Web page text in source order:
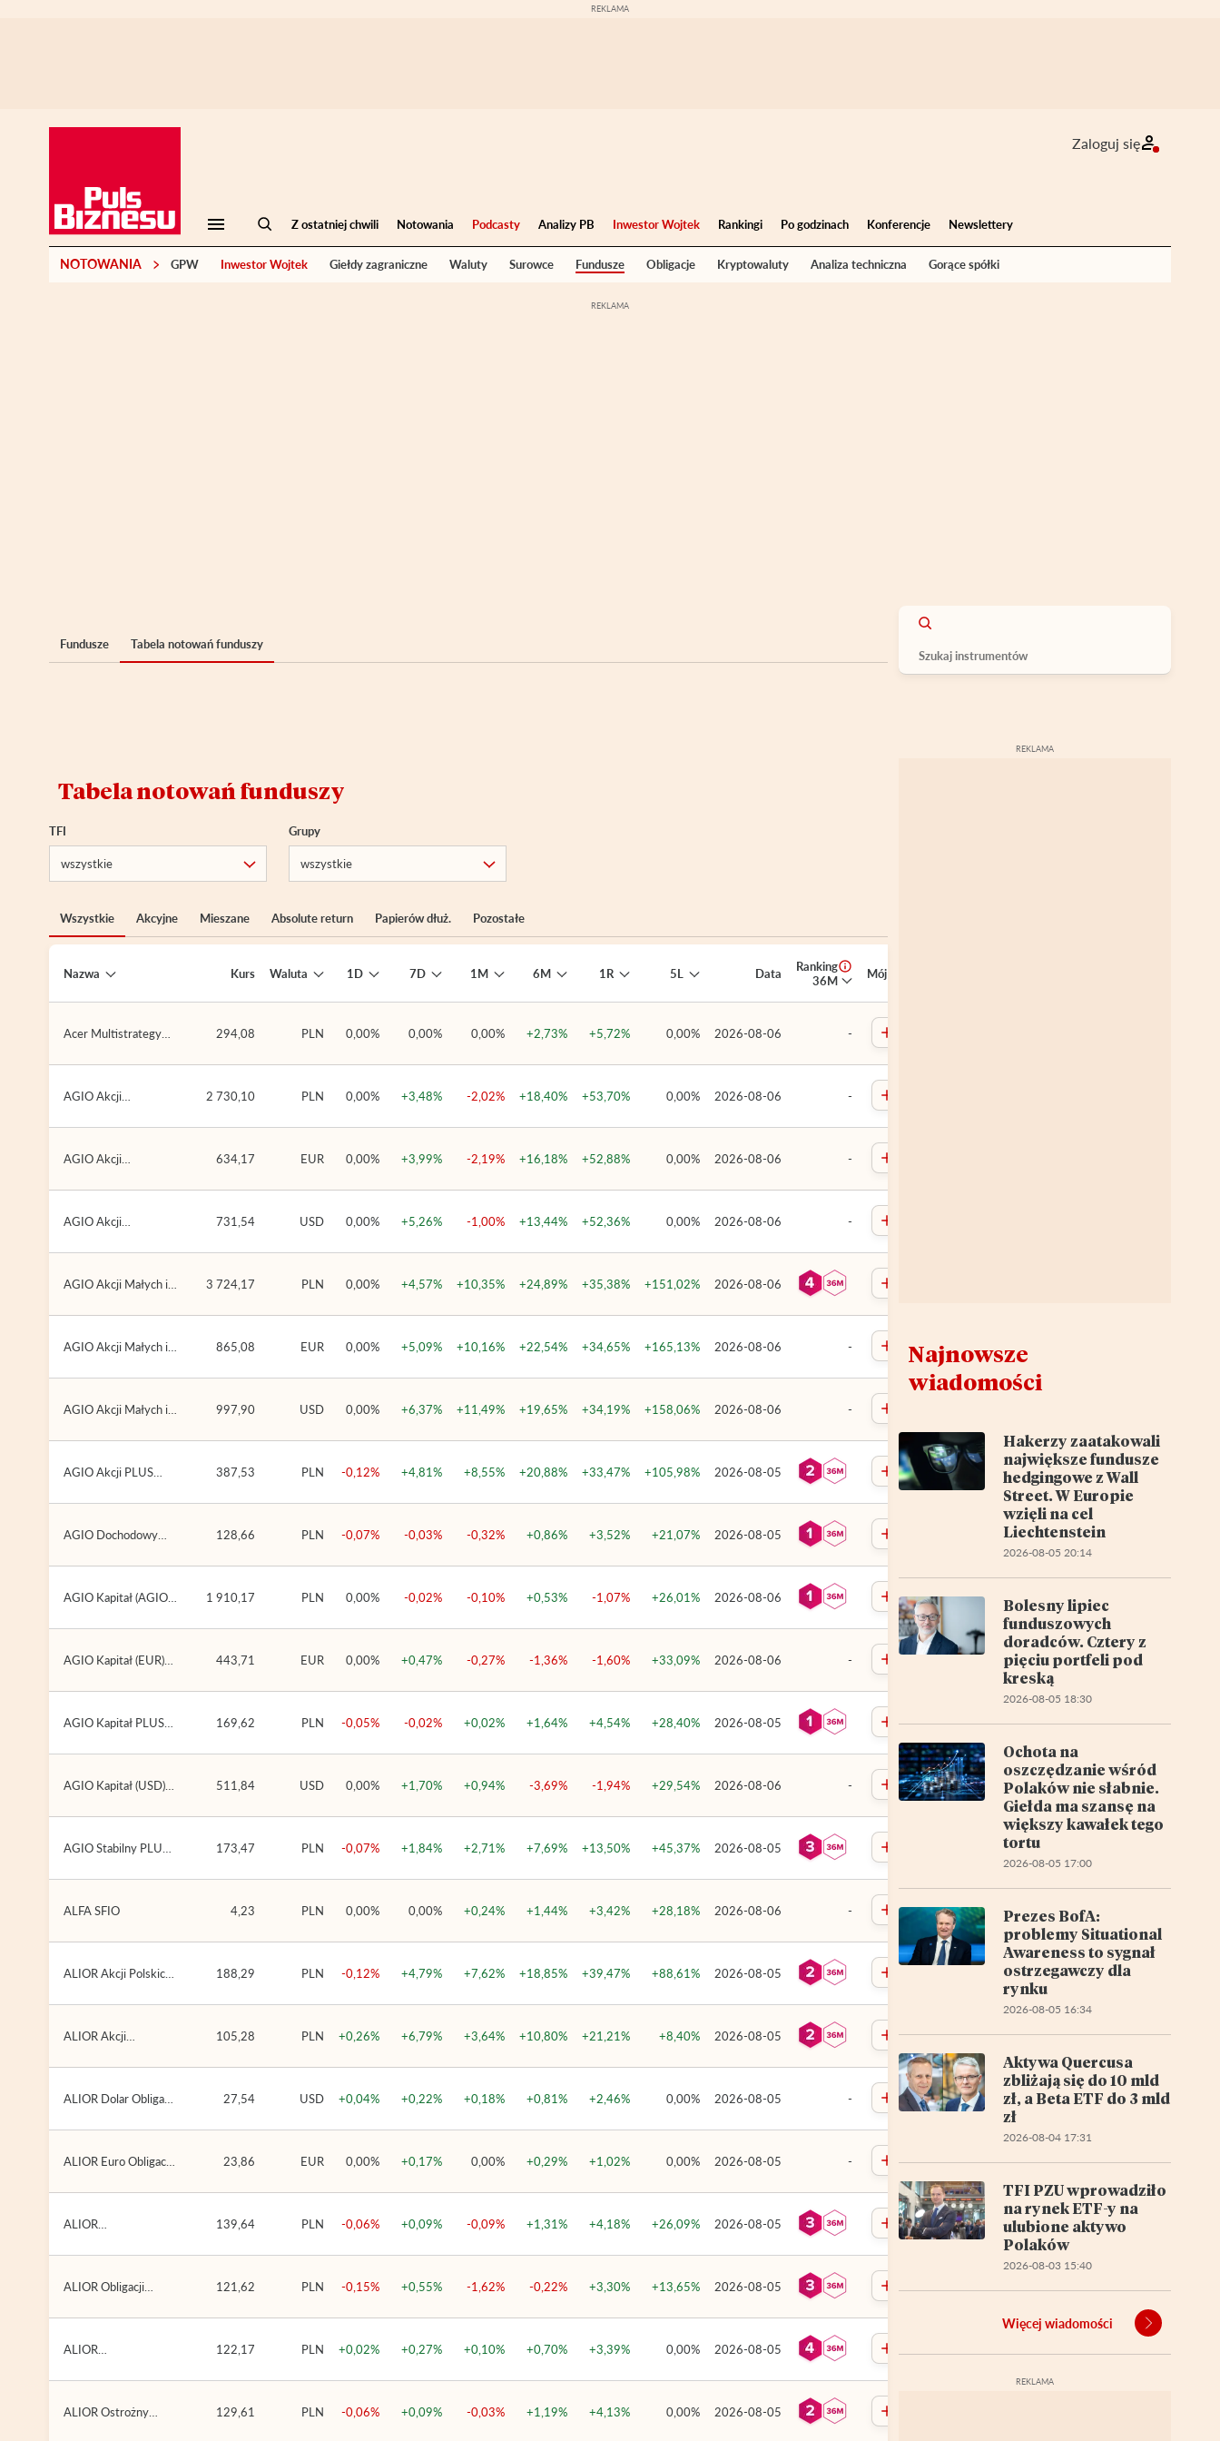
Zaloguj się
Z ostatniej chwili Notowania Podcasty Analizy PB Inwestor Wojtek Rankingi Po godzinach Konferencje Newslettery
NOTOWANIA GPW Inwestor Wojtek Giełdy zagraniczne Waluty Surowce Fundusze Obligacje Kryptowaluty Analiza techniczna Gorące spółki
Fundusze Tabela notowań funduszy
Tabela notowań funduszy
TFI Grupy
Wszystkie Akcyjne Mieszane Absolute return Papierów dłuż. Pozostałe
Nazwa Kurs Waluta 1D 7D 1M 6M 1R 5L Data
Ranking
36M
MójPB
Acer Multistrategy
294,08 PLN 0,00% 0,00% 0,00% +2,73% +5,72% 0,00% 2026-08-06 -
AGIO Akcji
SFIO)
2 730,10 PLN 0,00% +3,48% -2,02% +18,40% +53,70% 0,00% 2026-08-06 -
AGIO Akcji
(AGIO SFIO)
634,17 EUR 0,00% +3,99% -2,19% +16,18% +52,88% 0,00% 2026-08-06 -
AGIO Akcji
(AGIO SFIO)
731,54 USD 0,00% +5,26% -1,00% +13,44% +52,36% 0,00% 2026-08-06 -
AGIO Akcji Małych i
(AGIO SFIO)
3 724,17 PLN 0,00% +4,57% +10,35% +24,89% +35,38% +151,02% 2026-08-06
AGIO Akcji Małych i
(EUR) (AGIO SFIO)
865,08 EUR 0,00% +5,09% +10,16% +22,54% +34,65% +165,13% 2026-08-06 -
AGIO Akcji Małych i
(USD) (AGIO SFIO)
997,90 USD 0,00% +6,37% +11,49% +19,65% +34,19% +158,06% 2026-08-06 -
AGIO Akcji PLUS
387,53 PLN -0,12% +4,81% +8,55% +20,88% +33,47% +105,98% 2026-08-05
AGIO Dochodowy
FIO)
128,66 PLN -0,07% -0,03% -0,32% +0,86% +3,52% +21,07% 2026-08-05
AGIO Kapitał (AGIO
1 910,17 PLN 0,00% -0,02% -0,10% +0,53% -1,07% +26,01% 2026-08-06
AGIO Kapitał (EUR)
443,71 EUR 0,00% +0,47% -0,27% -1,36% -1,60% +33,09% 2026-08-06 -
AGIO Kapitał PLUS
169,62 PLN -0,05% -0,02% +0,02% +1,64% +4,54% +28,40% 2026-08-05
AGIO Kapitał (USD)
511,84 USD 0,00% +1,70% +0,94% -3,69% -1,94% +29,54% 2026-08-06 -
AGIO Stabilny PLUS
173,47 PLN -0,07% +1,84% +2,71% +7,69% +13,50% +45,37% 2026-08-05
ALFA SFIO 4,23 PLN 0,00% 0,00% +0,24% +1,44% +3,42% +28,18% 2026-08-06 -
ALIOR Akcji Polskich
188,29 PLN -0,12% +4,79% +7,62% +18,85% +39,47% +88,61% 2026-08-05
ALIOR Akcji
SFIO)
105,28 PLN +0,26% +6,79% +3,64% +10,80% +21,21% +8,40% 2026-08-05
ALIOR Dolar Obligacji
27,54 USD +0,04% +0,22% +0,18% +0,81% +2,46% 0,00% 2026-08-05 -
ALIOR Euro Obligacji
23,86 EUR 0,00% +0,17% 0,00% +0,29% +1,02% 0,00% 2026-08-05 -
ALIOR
Obligacji Uniwersalny
139,64 PLN -0,06% +0,09% -0,09% +1,31% +4,18% +26,09% 2026-08-05
ALIOR Obligacji
SFIO)
121,62 PLN -0,15% +0,55% -1,62% -0,22% +3,30% +13,65% 2026-08-05
ALIOR
Obligacji Uniwersalny
122,17 PLN +0,02% +0,27% +0,10% +0,70% +3,39% 0,00% 2026-08-05
ALIOR Ostrożny
129,61 PLN -0,06% +0,09% -0,03% +1,19% +4,13% 0,00% 2026-08-05
Najnowsze
wiadomości
Hakerzy zaatakowali
największe fundusze
hedgingowe z Wall
Street. W Europie
wzięli na cel
Liechtenstein
2026-08-05 20:14
Bolesny lipiec
funduszowych
doradców. Cztery z
pięciu portfeli pod
kreską
2026-08-05 18:30
Ochota na
oszczędzanie wśród
Polaków nie słabnie.
Giełda ma szansę na
większy kawałek tego
tortu
2026-08-05 17:00
Prezes BofA:
problemy Situational
Awareness to sygnał
ostrzegawczy dla
rynku
2026-08-05 16:34
Aktywa Quercusa
zbliżają się do 10 mld
zł, a Beta ETF do 3 mld
zł
2026-08-04 17:31
TFI PZU wprowadziło
na rynek ETF-y na
ulubione aktywo
Polaków
2026-08-03 15:40
Więcej wiadomości